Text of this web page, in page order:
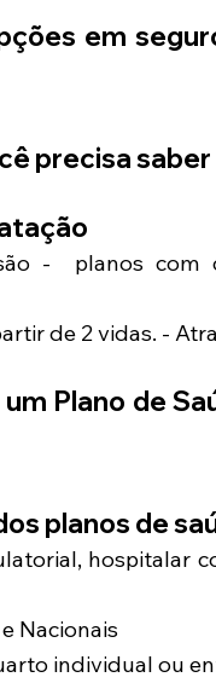
em
precisa
- planos com
de 2 vidas. -
Plano de
planos de
hospitalar
Nacionais
individual ou